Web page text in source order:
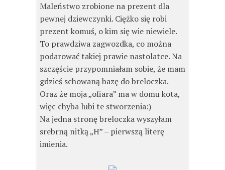
Maleństwo zrobione na prezent dla
pewnej dziewczynki. Ciężko się robi
prezent komuś, o kim się wie niewiele.
To prawdziwa zagwozdka, co można
podarować takiej prawie nastolatce. Na
szczęście przypomniałam sobie, że mam
gdzieś schowaną bazę do breloczka.
Oraz że moja „ofiara” ma w domu kota,
więc chyba lubi te stworzenia:)
Na jedna stronę breloczka wyszyłam
srebrną nitką „H” – pierwszą literę
imienia.